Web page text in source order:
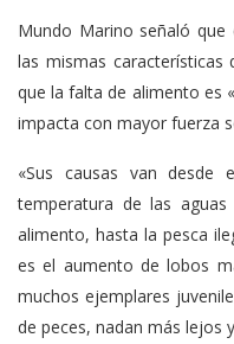
Mundo Marino señaló
las mismas características
que la falta de alimento es
impacta con mayor fuerza
«Sus causas van desde
temperatura de las
alimento, hasta la pesca
es el aumento de lobos
muchos ejemplares
de peces, nadan más lejos